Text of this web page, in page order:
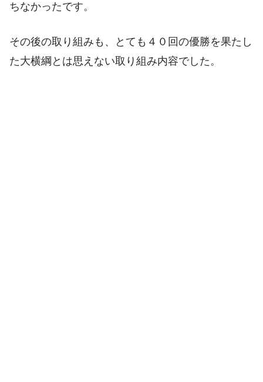
ちなかったです。
その後の取り組みも、とても４０回の優勝を果たし
た大横綱とは思えない取り組み内容でした。